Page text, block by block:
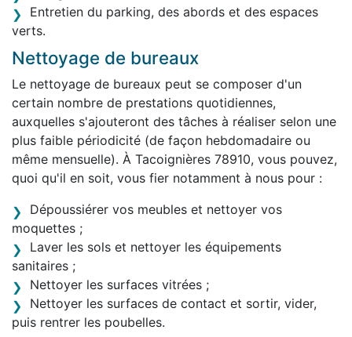
Entretien du parking, des abords et des espaces
verts.
Nettoyage de bureaux
Le nettoyage de bureaux peut se composer d'un
certain nombre de prestations quotidiennes,
auxquelles s'ajouteront des tâches à réaliser selon une
plus faible périodicité (de façon hebdomadaire ou
même mensuelle). À Tacoignières 78910, vous pouvez,
quoi qu'il en soit, vous fier notamment à nous pour :
Dépoussiérer vos meubles et nettoyer vos
moquettes ;
Laver les sols et nettoyer les équipements
sanitaires ;
Nettoyer les surfaces vitrées ;
Nettoyer les surfaces de contact et sortir, vider,
puis rentrer les poubelles.